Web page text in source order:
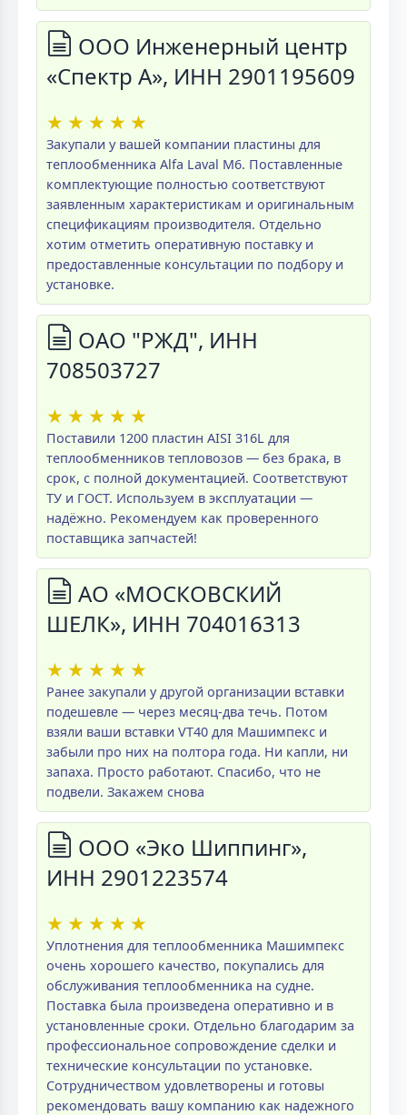
ООО Инженерный центр
«Спектр А», ИНН 2901195609
★ ★ ★ ★ ★
Закупали у вашей компании пластины для
теплообменника Alfa Laval M6. Поставленные
комплектующие полностью соответствуют
заявленным характеристикам и оригинальным
спецификациям производителя. Отдельно
хотим отметить оперативную поставку и
предоставленные консультации по подбору и
установке.
ОАО "РЖД", ИНН
708503727
★ ★ ★ ★ ★
Поставили 1200 пластин AISI 316L для
теплообменников тепловозов — без брака, в
срок, с полной документацией. Соответствуют
ТУ и ГОСТ. Используем в эксплуатации —
надёжно. Рекомендуем как проверенного
поставщика запчастей!
АО «МОСКОВСКИЙ
ШЕЛК», ИНН 704016313
★ ★ ★ ★ ★
Ранее закупали у другой организации вставки
подешевле — через месяц-два течь. Потом
взяли ваши вставки VT40 для Машимпекс и
забыли про них на полтора года. Ни капли, ни
запаха. Просто работают. Спасибо, что не
подвели. Закажем снова
ООО «Эко Шиппинг»,
ИНН 2901223574
★ ★ ★ ★ ★
Уплотнения для теплообменника Машимпекс
очень хорошего качество, покупались для
обслуживания теплообменника на судне.
Поставка была произведена оперативно и в
установленные сроки. Отдельно благодарим за
профессиональное сопровождение сделки и
технические консультации по установке.
Сотрудничеством удовлетворены и готовы
рекомендовать вашу компанию как надежного